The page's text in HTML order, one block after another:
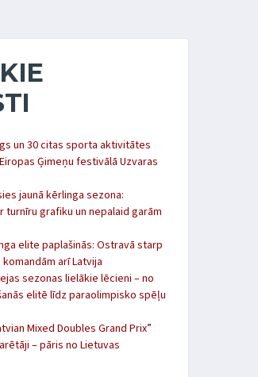
un 30 citas sporta aktivitātes
Ģimeņu festivālā Uzvaras
jaunā kērlinga sezona:
turnīru grafiku un nepalaid garām
elite paplašinās: Ostravā starp
arī Latvija
sezonas lielākie lēcieni – no
elitē līdz paraolimpisko spēļu
Mixed Doubles Grand Prix”
– pāris no Lietuvas